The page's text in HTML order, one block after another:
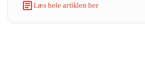
Læs hele artiklen her